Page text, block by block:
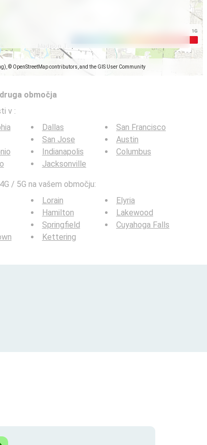
© OpenStreetMap contributors, and the GIS User Community
območja
v :
Dallas
San Jose
Indianapolis
Jacksonville
San Francisco
Austin
Columbus
/ 5G na vašem območju:
Lorain
Hamilton
Springfield
Kettering
Elyria
Lakewood
Cuyahoga Falls